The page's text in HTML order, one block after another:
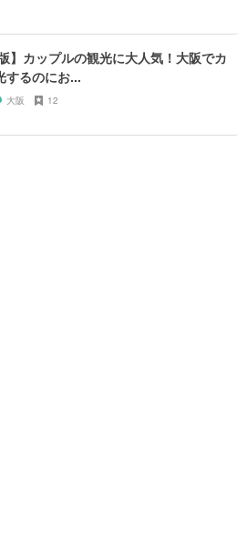
】カップルの観光に大人気！大阪でカ
するのにお...
大阪 12